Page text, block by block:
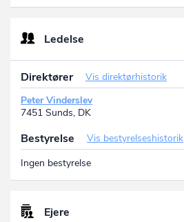
Ledelse
Direktører
Vis direktørhistorik
Peter Vinderslev
7451 Sunds, DK
Bestyrelse
Vis bestyrelseshistorik
Ingen bestyrelse
Ejere